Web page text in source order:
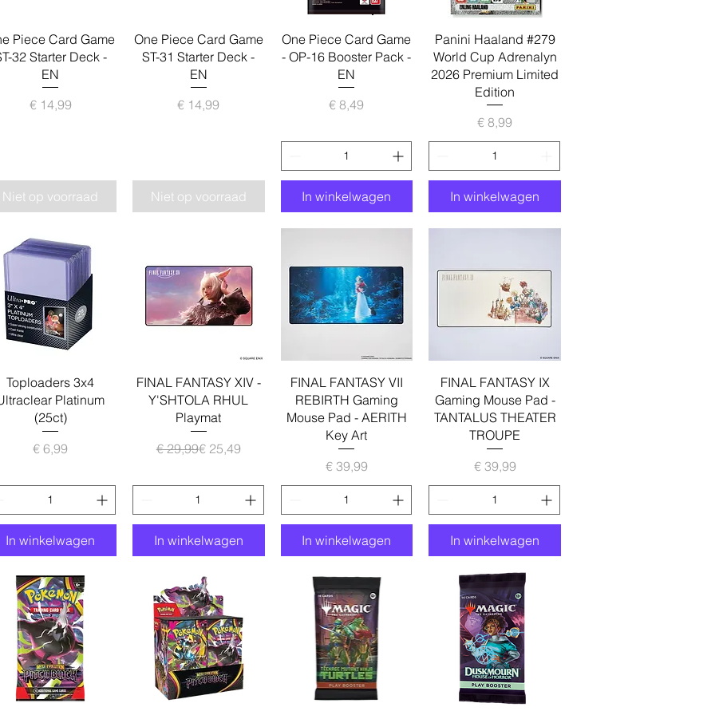
Snel overzicht
Piece Card Game
32 Starter Deck -
EN
Prijs
€ 14,99
Niet op voorraad
Snel overzicht
One Piece Card Game
ST-31 Starter Deck -
EN
Prijs
€ 14,99
Niet op voorraad
Snel overzicht
One Piece Card Game
- OP-16 Booster Pack -
EN
Prijs
€ 8,49
In winkelwagen
Snel overzicht
Panini Haaland #279
World Cup Adrenalyn
2026 Premium Limited
Edition
Prijs
€ 8,99
In winkelwagen
Snel overzicht
Toploaders 3x4
Platinum
(25ct)
Prijs
€ 6,99
In winkelwagen
Snel overzicht
FINAL FANTASY XIV -
Y'SHTOLA RHUL
Playmat
Normale prijs
€ 29,99Verkoopprijs
€ 25,49
In winkelwagen
Snel overzicht
FINAL FANTASY VII
REBIRTH Gaming
Mouse Pad - AERITH
Key Art
Prijs
€ 39,99
In winkelwagen
Snel overzicht
FINAL FANTASY IX
Gaming Mouse Pad -
TANTALUS THEATER
TROUPE
Prijs
€ 39,99
In winkelwagen